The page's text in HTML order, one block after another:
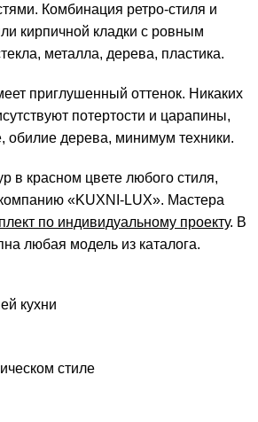
Комбинация ретро-стиля и
кирпичной кладки с ровным
металла, дерева, пластика.
приглушенный оттенок. Никаких
потертости и царапины,
обилие дерева, минимум техники.
в красном цвете любого стиля,
«KUXNI-LUX». Мастера
по индивидуальному проекту. В
любая модель из каталога.
кухни
стиле